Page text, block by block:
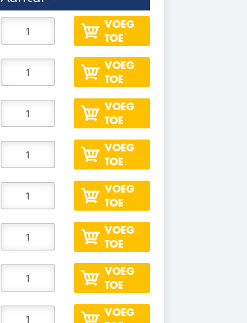
VOEG
TOE
VOEG
TOE
VOEG
TOE
VOEG
TOE
VOEG
TOE
VOEG
TOE
VOEG
TOE
VOEG